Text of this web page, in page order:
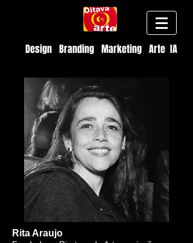
Design Branding Marketing Arte IA
Rita Araujo